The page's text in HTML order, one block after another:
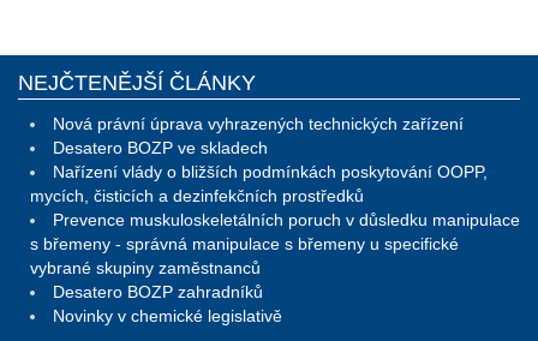
NEJČTENĚJŠÍ ČLÁNKY
Nová právní úprava vyhrazených technických zařízení
Desatero BOZP ve skladech
Nařízení vlády o bližších podmínkách poskytování OOPP,
mycích, čisticích a dezinfekčních prostředků
Prevence muskuloskeletálních poruch v důsledku manipulace
s břemeny - správná manipulace s břemeny u specifické
vybrané skupiny zaměstnanců
Desatero BOZP zahradníků
Novinky v chemické legislativě